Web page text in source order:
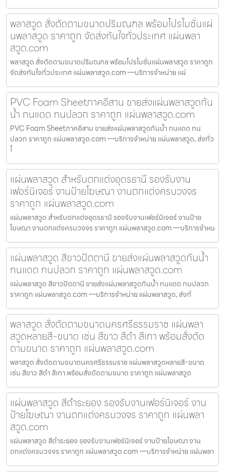
พลาสวูด สั่งตัดตามขนาดปริมณฑล พร้อมโปรโมชั่นแผ่
นพลาสวูด ราคาถูก จัดส่งทันใจทั่วประเทศ แผ่นพลา
สวูด.com
พลาสวูด สั่งตัดตามขนาดปริมณฑล พร้อมโปรโมชั่นแผ่นพลาสวูด ราคาถูก
จัดส่งทันใจทั่วประเทศ แผ่นพลาสวูด.com —บริการจำหน่าย แผ่
PVC Foam Sheetภาคอีสาน ขายส่งแผ่นพลาสวูดกัน
น้ำ ทนแดด ทนปลวก ราคาถูก แผ่นพลาสวูด.com
PVC Foam Sheetภาคอีสาน ขายส่งแผ่นพลาสวูดกันน้ำ ทนแดด ทน
ปลวก ราคาถูก แผ่นพลาสวูด.com —บริการจำหน่าย แผ่นพลาสวูด, ส่งทั่ว
ไ
แผ่นพลาสวูด สำหรับตกแต่งอุดรธานี รองรับงาน
เฟอร์นิเจอร์ งานป้ายโฆษณา งานตกแต่งครบวงจร
ราคาถูก แผ่นพลาสวูด.com
แผ่นพลาสวูด สำหรับตกแต่งอุดรธานี รองรับงานเฟอร์นิเจอร์ งานป้าย
โฆษณา งานตกแต่งครบวงจร ราคาถูก แผ่นพลาสวูด.com —บริการจำหน
แผ่นพลาสวูด สีขาวปัตตานี ขายส่งแผ่นพลาสวูดกันน้ำ
ทนแดด ทนปลวก ราคาถูก แผ่นพลาสวูด.com
แผ่นพลาสวูด สีขาวปัตตานี ขายส่งแผ่นพลาสวูดกันน้ำ ทนแดด ทนปลวก
ราคาถูก แผ่นพลาสวูด.com —บริการจำหน่าย แผ่นพลาสวูด, ส่งทั่
พลาสวูด สั่งตัดตามขนาดนครศรีธรรมราช แผ่นพลา
สวูดหลายสี-ขนาด เช่น สีขาว สีดำ สีเทา พร้อมสั่งตัด
ตามขนาด ราคาถูก แผ่นพลาสวูด.com
พลาสวูด สั่งตัดตามขนาดนครศรีธรรมราช แผ่นพลาสวูดหลายสี-ขนาด
เช่น สีขาว สีดำ สีเทา พร้อมสั่งตัดตามขนาด ราคาถูก แผ่นพลาสวูด
แผ่นพลาสวูด สีดำระยอง รองรับงานเฟอร์นิเจอร์ งาน
ป้ายโฆษณา งานตกแต่งครบวงจร ราคาถูก แผ่นพลา
สวูด.com
แผ่นพลาสวูด สีดำระยอง รองรับงานเฟอร์นิเจอร์ งานป้ายโฆษณา งาน
ตกแต่งครบวงจร ราคาถูก แผ่นพลาสวูด.com —บริการจำหน่าย แผ่นพลา